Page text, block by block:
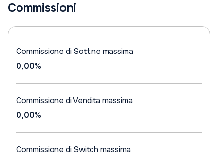
Commissioni
Commissione di Sott.ne massima
0,00%
Commissione di Vendita massima
0,00%
Commissione di Switch massima